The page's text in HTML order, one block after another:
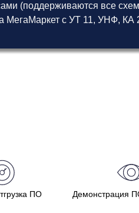
(поддерживаются все
МегаМаркет сУТ 11,УНФ, КА
ПО Демонстрация